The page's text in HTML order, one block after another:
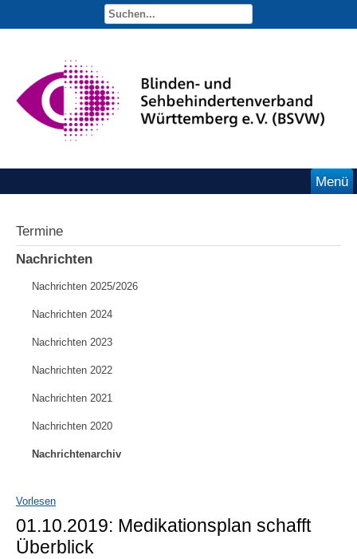
Menü
Termine
Nachrichten
Nachrichten 2025/2026
Nachrichten 2024
Nachrichten 2023
Nachrichten 2022
Nachrichten 2021
Nachrichten 2020
Nachrichtenarchiv
Vorlesen
01.10.2019: Medikationsplan schafft
Überblick